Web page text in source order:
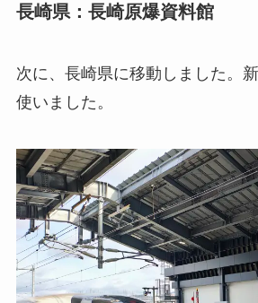
長崎県：長崎原爆資料館
次に、長崎県に移動しました。
使いました。